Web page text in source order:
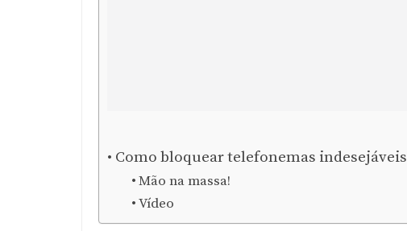
Como bloquear telefonemas indesejáveis
Mão na massa!
Vídeo